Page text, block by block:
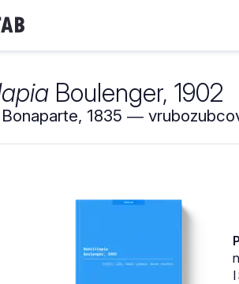
Boulenger, 1902
Bonaparte, 1835 ―